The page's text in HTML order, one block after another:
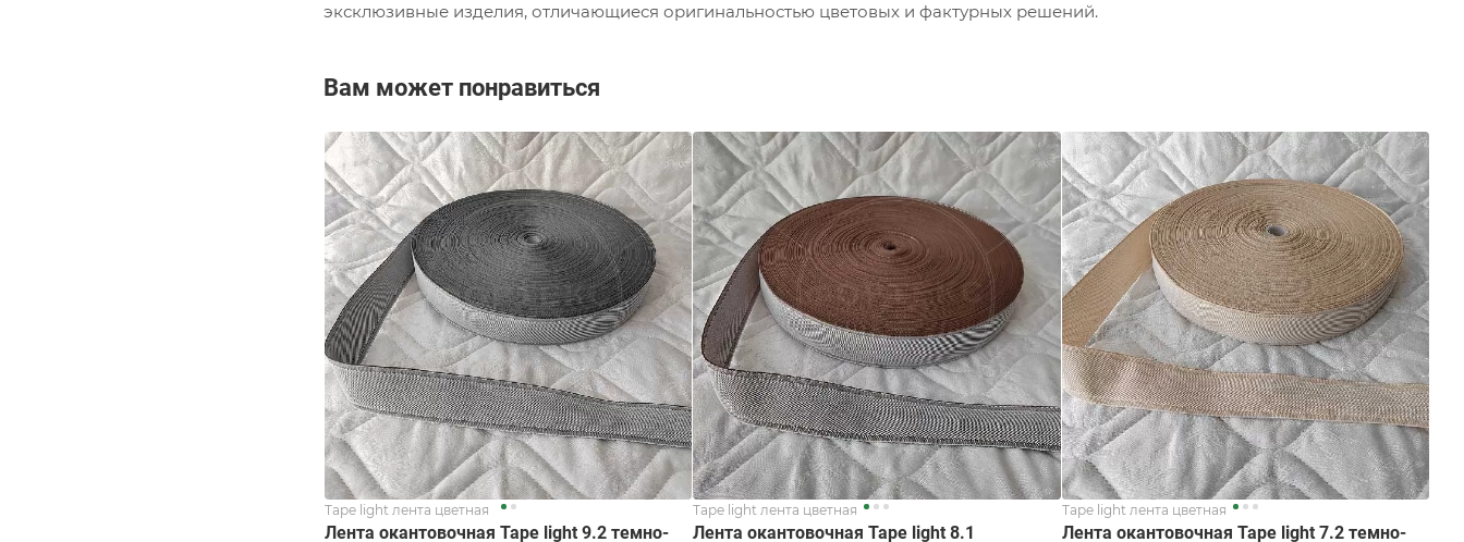
эксклюзивные изделия, отличающиеся оригинальностью цветовых и фактурных решений.
Вам может понравиться
Tape light лента цветная
Лента окантовочная Tape light 9.2 темно-
Tape light лента цветная
Лента окантовочная Tape light 8.1
Tape light лента цветная
Лента окантовочная Tape light 7.2 темно-